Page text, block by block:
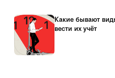
Какие бывают
вести их учёт